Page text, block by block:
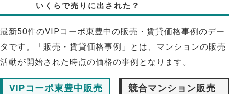
いくらで売りに出された？
最新50件のVIPコーポ東豊中の販売・賃貸価格事例のデー
タです。「販売・賃貸価格事例」とは、マンションの販売
活動が開始された時点の価格の事例となります。
VIPコーポ東豊中販売
競合マンション販売